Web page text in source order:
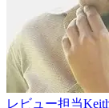
レビュー担当